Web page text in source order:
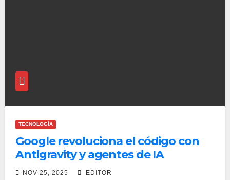
TECNOLOGÍA
Google revoluciona el código con
Antigravity y agentes de IA
NOV 25, 2025 EDITOR